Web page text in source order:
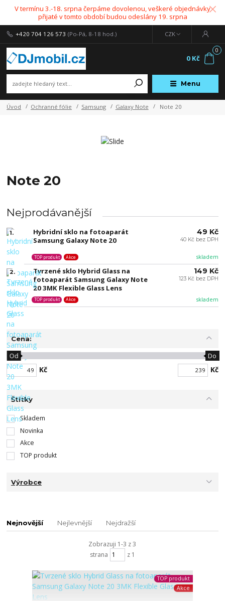
V termínu 3.-18. srpna čerpáme dovolenou, veškeré objednávky
přijaté v tomto období budou odeslány 19. srpna
Menu
CZK
+420 704 126 573 (Po-Pá, 8-18 hod.)
0
0 Kč
Úvod Ochranné fólie Samsung Galaxy Note Note 20
Note 20
Nejprodávanější
1.
Hybridní sklo na fotoaparát
Samsung Galaxy Note 20
skladem
TOP produkt Akce
49 Kč
40 Kč bez DPH
2.
Tvrzené sklo Hybrid Glass na
fotoaparát Samsung Galaxy Note
20 3MK Flexible Glass Lens
skladem
TOP produkt Akce
149 Kč
123 Kč bez DPH
Cena:
Kč
Od Do
Kč
Štítky
Skladem
Novinka
Akce
TOP produkt
Výrobce
Nejnovější Nejlevnější Nejdražší
Zobrazuji 1-3 z 3
strana
z 1
TOP produkt
Akce